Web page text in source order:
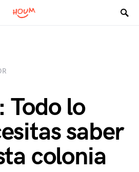
Todo lo
saber
colonia